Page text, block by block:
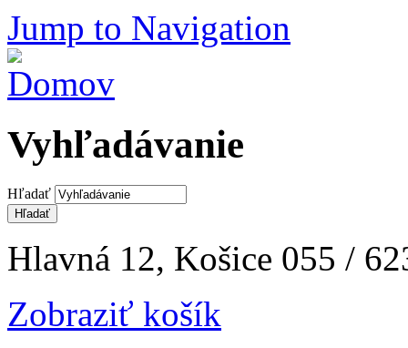
Jump to Navigation
Vyhľadávanie
Hľadať
Hlavná 12, Košice 055 /
Zobraziť košík